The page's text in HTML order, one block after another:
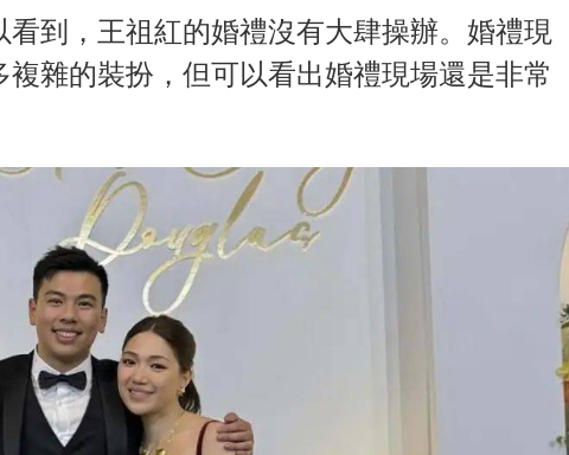
到，王祖紅的婚禮沒有大肆操辦。婚禮現
雜的裝扮，但可以看出婚禮現場還是非常